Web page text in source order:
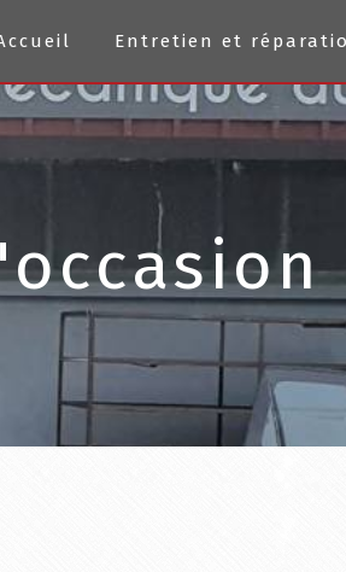
Entretien et